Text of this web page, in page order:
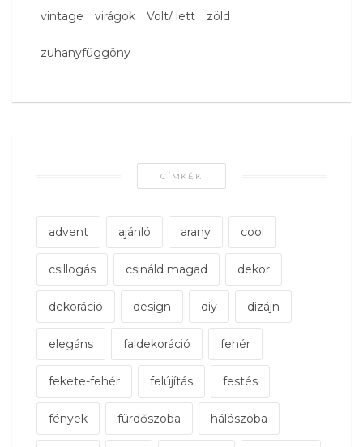
vintage virágok Volt/ lett zöld
zuhanyfüggöny
CÍMKÉK
advent ajánló arany cool
csillogás csináld magad dekor
dekoráció design diy dizájn
elegáns faldekoráció fehér
fekete-fehér felújítás festés
fények fürdőszoba hálószoba